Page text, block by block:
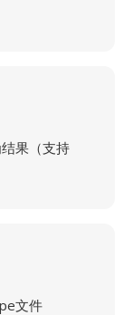
果（支持
文件